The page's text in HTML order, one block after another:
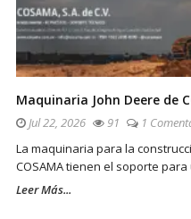
Maquinaria John Deere de
Jul 22, 2026 91
1
La maquinaria para la
COSAMA tienen el soporte
Leer Más...